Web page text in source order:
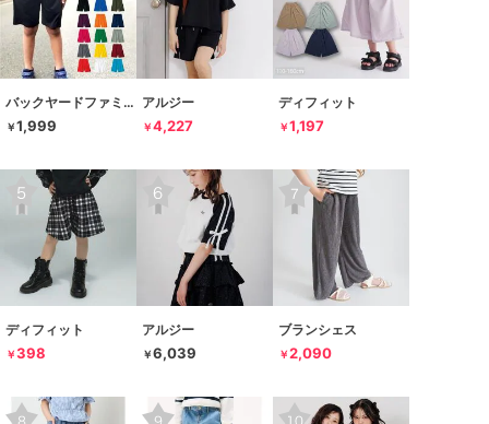
バックヤードファミリー
￥1,999
アルジー
￥4,227
ディフィット
￥1,197
ディフィット
￥398
アルジー
￥6,039
ブランシェス
￥2,090